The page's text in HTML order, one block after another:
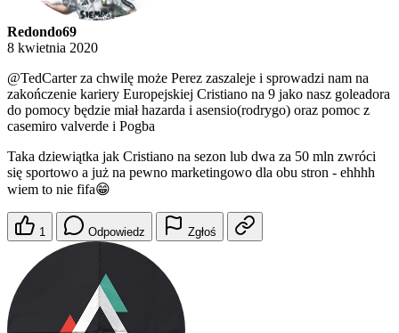
Redondo69
8 kwietnia 2020
@TedCarterza chwilę może Perez zaszaleje i sprowadzi nam na
zakończenie kariery Europejskiej Cristiano na 9 jako nasz goleadora
do pomocy będzie miał hazarda i asensio(rodrygo) oraz pomoc z
casemiro valverde i Pogba
Taka dziewiątka jak Cristiano na sezon lub dwa za 50 mln zwróci
się sportowo a już na pewno marketingowo dla obu stron - ehhhh
wiem to nie fifa😁
1 Odpowiedz Zgłoś